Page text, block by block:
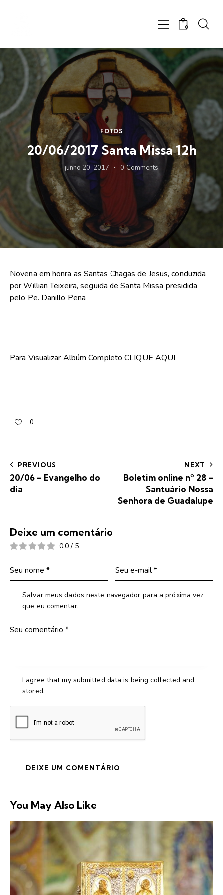
0
FOTOS
20/06/2017 Santa Missa 12h
junho 20, 2017 0 Comments
Novena em honra as Santas Chagas de Jesus, conduzida
por Willian Teixeira, seguida de Santa Missa presidida
pelo Pe. Danillo Pena
Para Visualizar Albúm Completo CLIQUE AQUI
0
PREVIOUS
20/06 – Evangelho do
dia
NEXT
Boletim online nº 28 –
Santuário Nossa
Senhora de Guadalupe
Deixe um comentário
0.0 / 5
Salvar meus dados neste navegador para a próxima vez
que eu comentar.
I agree that my submitted data is being collected and
stored.
You May Also Like